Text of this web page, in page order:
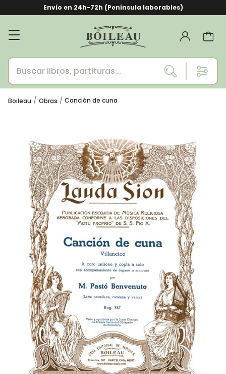
Envío en 24h-72h (Península laborables)
Boileau Obras Canción de cuna